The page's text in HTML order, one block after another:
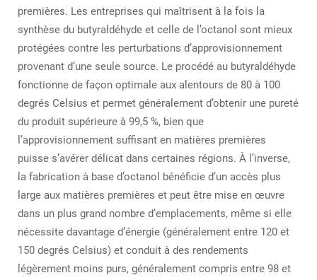
premières. Les entreprises qui maîtrisent à la fois la
synthèse du butyraldéhyde et celle de l’octanol sont mieux
protégées contre les perturbations d’approvisionnement
provenant d’une seule source. Le procédé au butyraldéhyde
fonctionne de façon optimale aux alentours de 80 à 100
degrés Celsius et permet généralement d’obtenir une pureté
du produit supérieure à 99,5 %, bien que
l’approvisionnement suffisant en matières premières
puisse s’avérer délicat dans certaines régions. À l’inverse,
la fabrication à base d’octanol bénéficie d’un accès plus
large aux matières premières et peut être mise en œuvre
dans un plus grand nombre d’emplacements, même si elle
nécessite davantage d’énergie (généralement entre 120 et
150 degrés Celsius) et conduit à des rendements
légèrement moins purs, généralement compris entre 98 et